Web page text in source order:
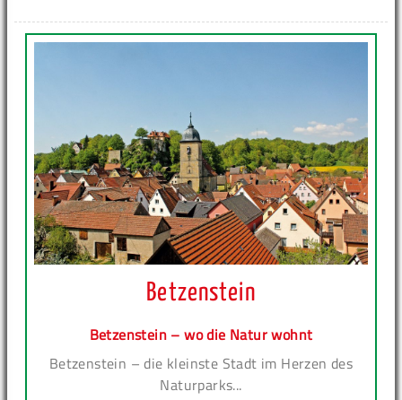
Betzenstein
Betzenstein – wo die Natur wohnt
Betzenstein – die kleinste Stadt im Herzen des
Naturparks...